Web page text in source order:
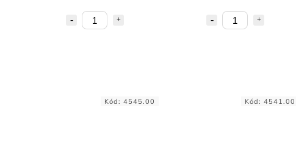
Kód: 4545.00 Kód: 4541.00